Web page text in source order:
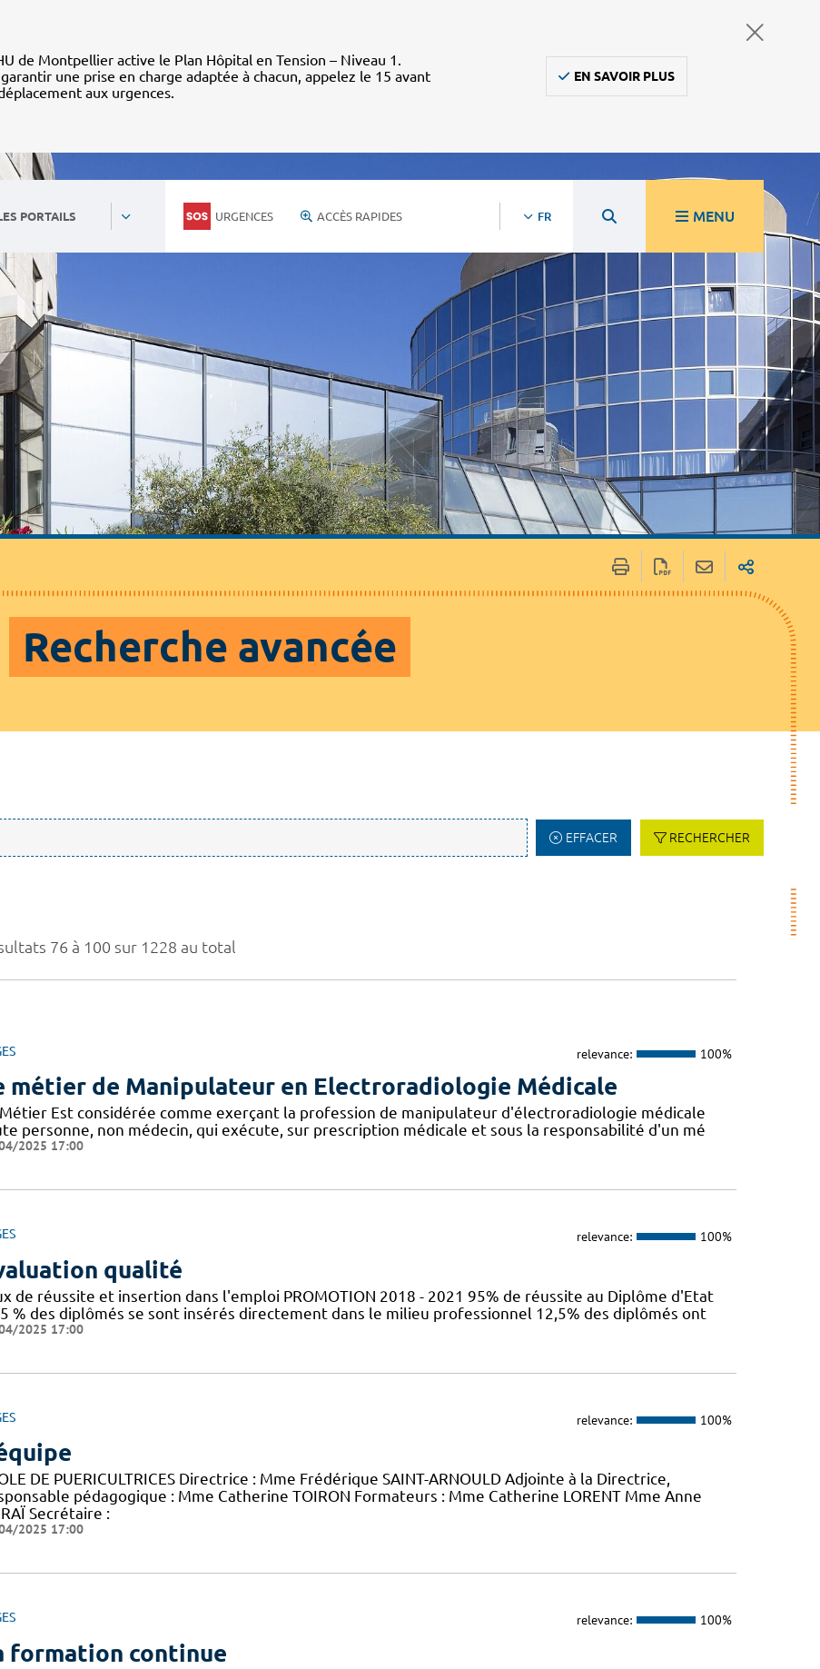
de Montpellier active le Plan Hôpital en Tension – Niveau 1.
une prise en charge adaptée à chacun, appelez le 15 avant
aux urgences.
EN SAVOIR PLUS
PORTAILS URGENCES ACCÈS RAPIDES FR MENU
Recherche avancée
EFFACER RECHERCHER
76 à 100 sur 1228 au total
relevance: 100%
métier de Manipulateur en Electroradiologie Médicale
Est considérée comme exerçant la profession de manipulateur d'électroradiologie médicale
personne, non médecin, qui exécute, sur prescription médicale et sous la responsabilité d'un mé
2025 17:00
relevance: 100%
qualité
de réussite et insertion dans l'emploi PROMOTION 2018 - 2021 95% de réussite au Diplôme d'Etat
% des diplômés se sont insérés directement dans le milieu professionnel 12,5% des diplômés ont
2025 17:00
relevance: 100%
DE PUERICULTRICES Directrice : Mme Frédérique SAINT-ARNOULD Adjointe à la Directrice,
pédagogique : Mme Catherine TOIRON Formateurs : Mme Catherine LORENT Mme Anne
Secrétaire :
2025 17:00
relevance: 100%
formation continue